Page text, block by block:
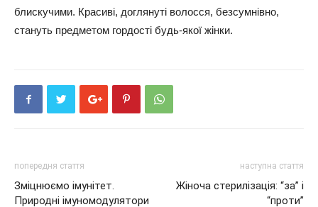
блискучими. Красиві, доглянуті волосся, безсумнівно,
стануть предметом гордості будь-якої жінки.
попередня стаття
Зміцнюємо імунітет.
Природні імуномодулятори
наступна стаття
Жіноча стерилізація: “за” і
“проти”